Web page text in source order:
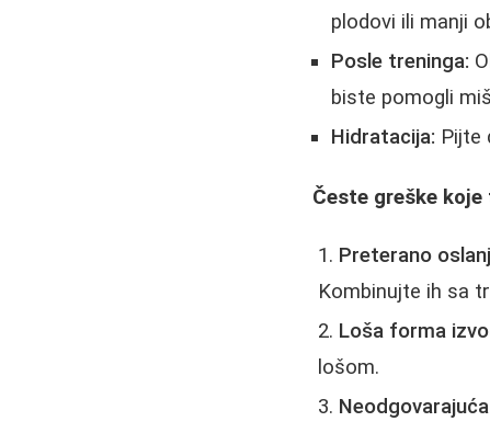
plodovi ili manji
Posle treninga:
biste pomogli
Hidratacija: Pijte
Česte greške
Preterano
Kombinujte ih sa
Loša forma
lošom.